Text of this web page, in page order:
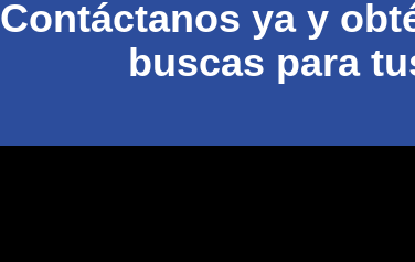
Contáctanos ya y
buscas para